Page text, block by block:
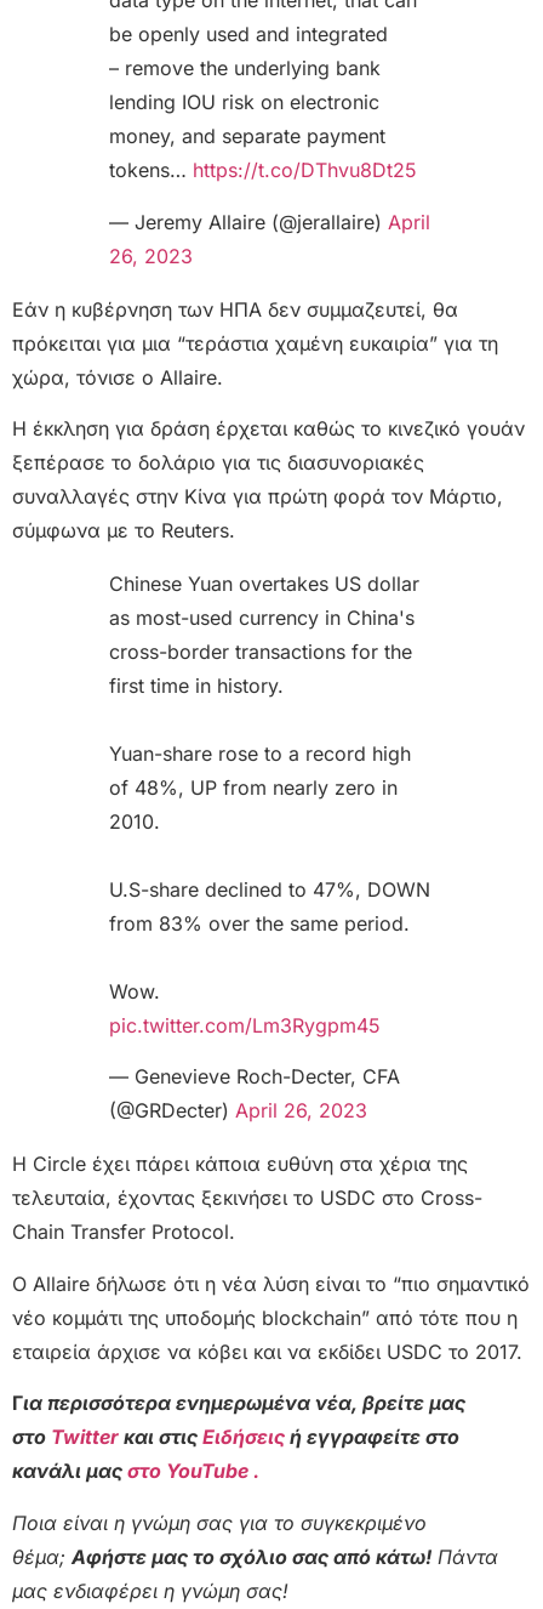
be openly used and integrated
– remove the underlying bank
lending IOU risk on electronic
money, and separate payment
tokens… https://t.co/DThvu8Dt25
— Jeremy Allaire (@jerallaire) April
26, 2023
Εάν η κυβέρνηση των ΗΠΑ δεν συμμαζευτεί, θα
πρόκειται για μια “τεράστια χαμένη ευκαιρία” για τη
χώρα, τόνισε ο Allaire.
Η έκκληση για δράση έρχεται καθώς το κινεζικό γουάν
ξεπέρασε το δολάριο για τις διασυνοριακές
συναλλαγές στην Κίνα για πρώτη φορά τον Μάρτιο,
σύμφωνα με το Reuters.
Chinese Yuan overtakes US dollar
as most-used currency in China's
cross-border transactions for the
first time in history.
Yuan-share rose to a record high
of 48%, UP from nearly zero in
2010.
U.S-share declined to 47%, DOWN
from 83% over the same period.
Wow.
pic.twitter.com/Lm3Rygpm45
— Genevieve Roch-Decter, CFA
(@GRDecter) April 26, 2023
Η Circle έχει πάρει κάποια ευθύνη στα χέρια της
τελευταία, έχοντας ξεκινήσει το USDC στο Cross-
Chain Transfer Protocol.
Ο Allaire δήλωσε ότι η νέα λύση είναι το “πιο σημαντικό
νέο κομμάτι της υποδομής blockchain” από τότε που η
εταιρεία άρχισε να κόβει και να εκδίδει USDC το 2017.
Για περισσότερα ενημερωμένα νέα, βρείτε μας
στο Twitter και στις Ειδήσεις ή εγγραφείτε στο
κανάλι μας στο YouTube .
Ποια είναι η γνώμη σας για το συγκεκριμένο
θέμα; Αφήστε μας το σχόλιο σας από κάτω! Πάντα
μας ενδιαφέρει η γνώμη σας!